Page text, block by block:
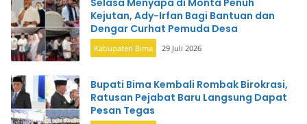
Selasa Menyapa di Monta Penuh
Kejutan, Ady-Irfan Bagi Bantuan dan
Dengar Curhat Pemuda Desa
Kabupaten Bima 29 Juli 2026
Bupati Bima Kembali Rombak Birokrasi,
Ratusan Pejabat Baru Langsung Dapat
Pesan Tegas